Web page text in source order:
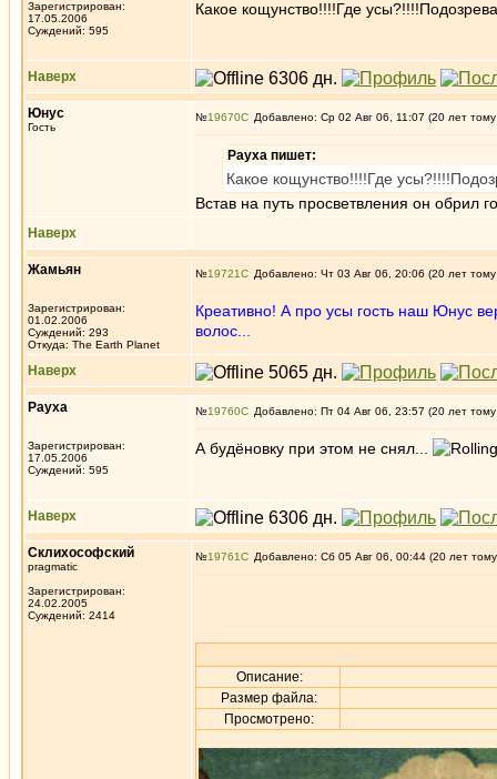
Зарегистрирован:
17.05.2006
Суждений: 595
Какое кощунство!!!!Где
Наверх
Юнус
Гость
№19670 Добавлено: Ср 02 Авг 06, 11:07 (20 лет
Рауха пишет:
Какое кощунство!!!!Где
Встав на путь просветвления он обрил
Наверх
Жамьян
Зарегистрирован:
01.02.2006
Суждений: 293
Откуда: The Earth Planet
№19721 Добавлено: Чт 03 Авг 06, 20:06 (20 лет
Креативно! А про усы гость наш Юнус
волос...
Наверх
Рауха
Зарегистрирован:
17.05.2006
Суждений: 595
№19760 Добавлено: Пт 04 Авг 06, 23:57 (20 лет
А будёновку при этом не снял...
Наверх
Склихософский
pragmatic
Зарегистрирован:
24.02.2005
Суждений: 2414
№19761 Добавлено: Сб 05 Авг 06, 00:44 (20 лет
Описание:
Размер файла:
Просмотрено: